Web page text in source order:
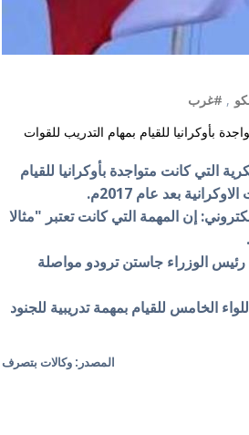
, #غرب
بأوكرانيا للقيام بمهام التدريب للقوات
التي كانت متواجدة بأوكرانيا للقيام
بعد عام 2017م.
إن المهمة التي كانت تعتبر "مثالا
الوزراء جاستن ترودو مواصلة
أرسلت نحو 200 عسكري كندي من اللواء الخامس للقيام بمهمة تدريبية للجنود
المصدر: وكالات بتصرف